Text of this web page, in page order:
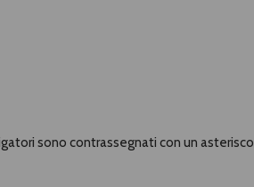
sono contrassegnati con un asterisco